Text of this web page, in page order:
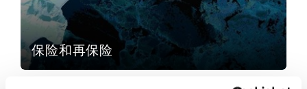
Non-Contentious
Insurance Coverage
海
加坡
阿密
特利尔
尔福德
法律解析
保险和再保险